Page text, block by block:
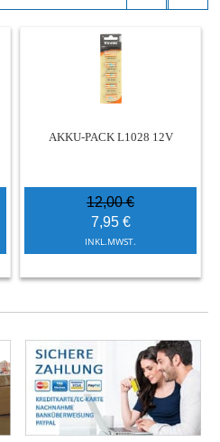
AKKU-PACK L1028 12V
12,00 €
7,95 €
INKL.MWST.